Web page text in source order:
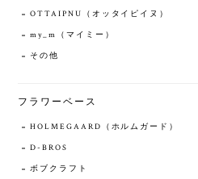
OTTAIPNU（オッタイピイヌ）
my_m（マイミー）
その他
フラワーベース
HOLMEGAARD（ホルムガード）
D-BROS
ボブクラフト